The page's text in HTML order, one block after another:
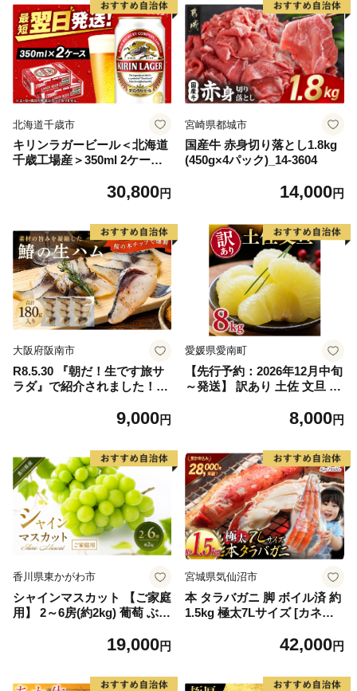
大好評品 北海道 白糠町
北海道千歳市
キリンラガービール＜北海道
千歳工場産＞350ml 2ケース
30,800円
宮崎県都城市
国産牛 赤身切り落とし1.8kg
(450g×4パック)_14-3604
14,000円
大阪府阪南市
R8.5.30 『朝だ！生です旅サ
ラダ』で紹介されました！朝
生ハム ×3パック（1パックあ
9,000円
愛媛県愛南町
【先行予約：2026年12月中旬
～発送】 訳あり 土佐 文旦 8k
ス) 8000円 わけあり ぶんたん
農家直送 期間限定 特産品 サ
イズミックス くらもとファー
ム 愛南町 愛媛県
8,000円
香川県東かがわ市
シャインマスカット 【ご家庭
用】 2～6房(約2kg) 葡萄 ぶど
もの 果実 旬の果物 旬のフル
19,000円
宮城県気仙沼市
本 タラバガニ 脚 ボイル済 約
1.5kg 極太7Lサイズ [カネダ
6] カニ かに 蟹 たらばがに た
42,000円